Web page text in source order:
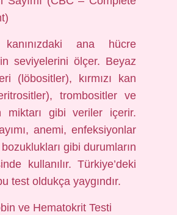
ana hücre
seviyelerini ölçer. Beyaz
(löbositler), kırmızı kan
trombositler ve
miktarı gibi veriler içerir.
anemi, enfeksiyonlar
gibi durumların
kullanılır. Türkiye’deki
test oldukça yaygındır.
ve Hematokrit Testi